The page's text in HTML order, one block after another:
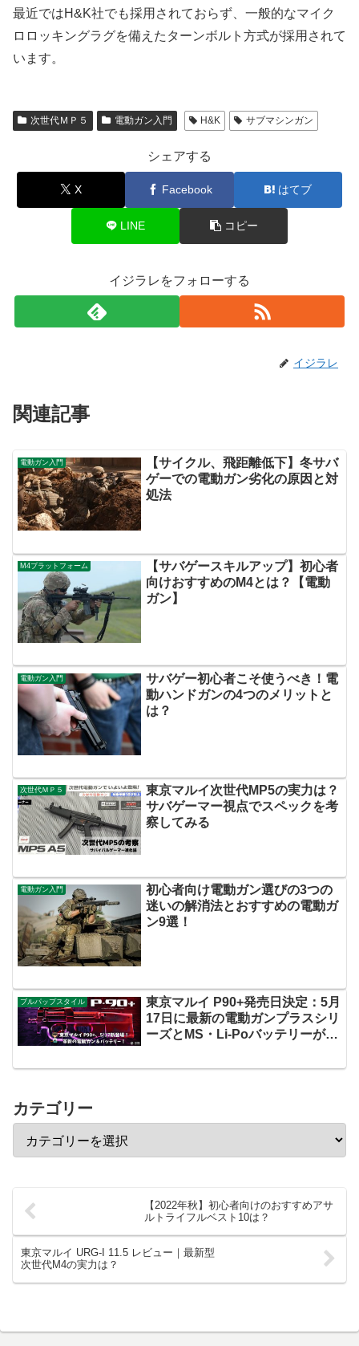
最近ではH&K社でも採用されておらず、一般的なマイク
ロロッキングラグを備えたターンボルト方式が採用されて
います。
次世代ＭＰ５ 電動ガン入門 H&K サブマシンガン
シェアする
X Facebook はてブ
LINE コピー
イジラレをフォローする
イジラレ
関連記事
電動ガン入門
【サイクル、飛距離低下】冬サバ
ゲーでの電動ガン劣化の原因と対
処法
M4プラットフォーム
【サバゲースキルアップ】初心者
向けおすすめのM4とは？【電動
ガン】
電動ガン入門
サバゲー初心者こそ使うべき！電
動ハンドガンの4つのメリットと
は？
次世代ＭＰ５
東京マルイ次世代MP5の実力は？
サバゲーマー視点でスペックを考
察してみる
電動ガン入門
初心者向け電動ガン選びの3つの
迷いの解消法とおすすめの電動ガ
ン9選！
ブルパップスタイル
東京マルイ P90+発売日決定：5月
17日に最新の電動ガンプラスシリ
ーズとMS・Li-Poバッテリーが登
カテゴリー
【2022年秋】初心者向けのおすすめアサ
ルトライフルベスト10は？
東京マルイ URG-I 11.5 レビュー｜最新型
次世代M4の実力は？